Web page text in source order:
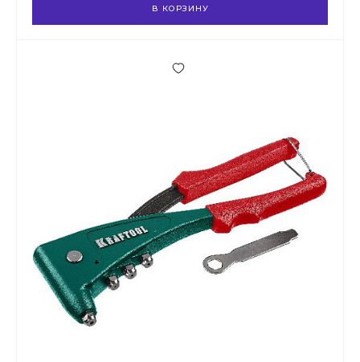
В КОРЗИНУ